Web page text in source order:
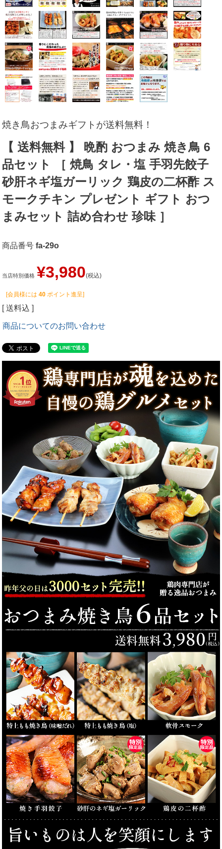
焼き鳥おつまみギフトが送料無料！
【 送料無料 】 晩酌 おつまみ 焼き鳥 6
品セット ［ 焼鳥 タレ・塩 手羽先餃子
砂肝ネギ塩ガーリック 鶏皮の二杯酢 ス
モークチキン プレゼント ギフト おつ
まみセット 詰め合わせ 珍味 ］
商品番号 fa-29o
当店特別価格 ¥3,980 税込
[会員様には 40 ポイント進呈]
送料込
商品についてのお問い合わせ